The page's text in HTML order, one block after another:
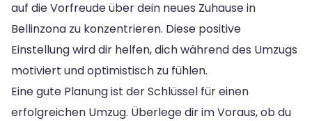
auf die Vorfreude über dein neues Zuhause in
Bellinzona zu konzentrieren. Diese positive
Einstellung wird dir helfen, dich während des Umzugs
motiviert und optimistisch zu fühlen.
Eine gute Planung ist der Schlüssel für einen
erfolgreichen Umzug. Überlege dir im Voraus, ob du